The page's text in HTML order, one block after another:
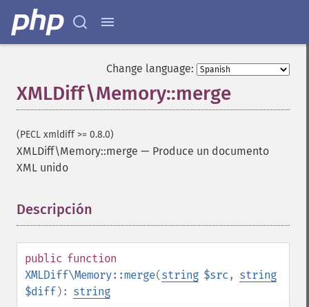
Change language:
XMLDiff\Memory::merge
(PECL xmldiff >= 0.8.0)
XMLDiff\Memory::merge — Produce un documento
XML unido
Descripción
public function
XMLDiff\Memory::merge(string $src , string
$diff): string